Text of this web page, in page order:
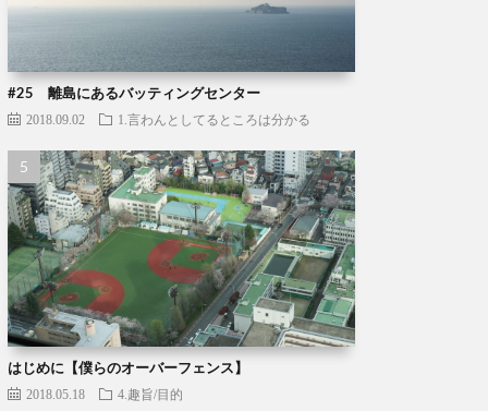
#25 離島にあるバッティングセンター
2018.09.02 1.言わんとしてるところは分かる
はじめに【僕らのオーバーフェンス】
2018.05.18 4.趣旨/目的